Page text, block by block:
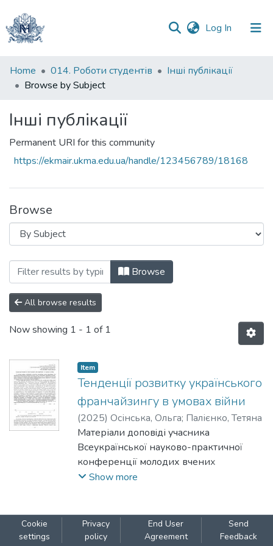
Log In (current)
Communities
&
All of DSpace
Home 014. Роботи студентів
Інші публікації
Browse by Subject
Інші публікації
Permanent URI for this community
https://ekmair.ukma.edu.ua/handle/123456789/18168
Browse
Browsing Інші публікації by Subject
Browse
All browse results
Now showing 1 - 1 of 1
Item
Тенденції розвитку українського
франчайзингу в умовах війни
(2025) Осінська, Ольга; Палієнко, Тетяна
Матеріали доповiді учасника
Всеукраїнської науково-практичної
конференції молодих вчених
"Актуальні соціально-економічні
Show more
Cookie
settings
Privacy
policy
End User
Agreement
Send
Feedback